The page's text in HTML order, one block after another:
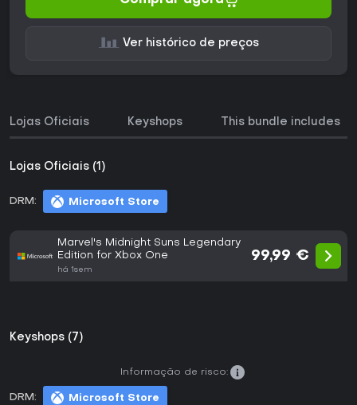
Ver histórico de preços
Lojas Oficiais Keyshops This bundle includes
Lojas Oficiais (1)
DRM: Microsoft Store
Marvel's Midnight Suns Legendary
Edition for Xbox One
há 1sem
99,99 €
Keyshops (7)
DRM: Microsoft Store
Informação de risco: